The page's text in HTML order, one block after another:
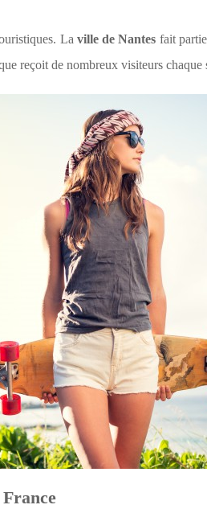
La ville de Nantes fait
reçoit de nombreux visiteurs chaque